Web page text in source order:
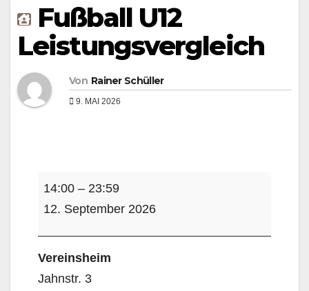
Fußball U12
Leistungsvergleich
Von Rainer Schüller
9. MAI 2026
Fußball
U12
14:00 – 23:59
12. September 2026
Vereinsheim
Jahnstr. 3